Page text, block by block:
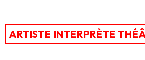
ARTISTE INTERPRÈTE